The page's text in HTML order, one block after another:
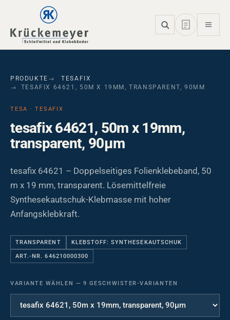
Skip to main navigation
Skip to main content
Skip to page footer
PRODUKTE
TESAFIX
TESAFIX 64621, 50M X 19MM, TRANSPARENT, 90ΜM
TESA · TESAFIX
tesafix 64621, 50m x 19mm,
transparent, 90µm
tesafix 64621 – Doppelseitiges Folienklebeband, 50
m x 19 mm, transparent. Lösemittelfreie
Synthesekautschuk-Klebmasse mit hoher
Anfangsklebkraft.
TRANSPARENT KLEBSTOFF: SYNTHESEKAUTSCHUK
ART.-NR. 646210000300
VARIANTE WÄHLEN — 9 GESCHWISTER-VARIANTEN